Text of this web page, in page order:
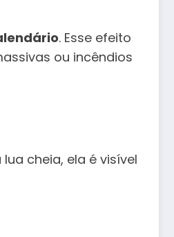
. Esse efeito
ou incêndios
cheia, ela é visível